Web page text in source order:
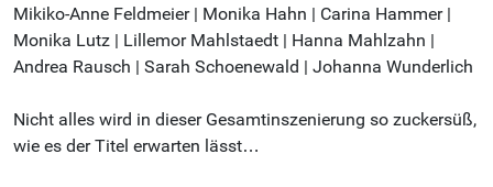
Mikiko-Anne Feldmeier | Monika Hahn | Carina Hammer |
Monika Lutz | Lillemor Mahlstaedt | Hanna Mahlzahn |
Andrea Rausch | Sarah Schoenewald | Johanna Wunderlich
Nicht alles wird in dieser Gesamtinszenierung so zuckersüß,
wie es der Titel erwarten lässt…